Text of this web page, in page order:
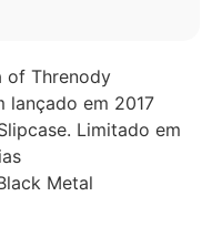
of Threnody
lançado em 2017
Limitado em
Metal